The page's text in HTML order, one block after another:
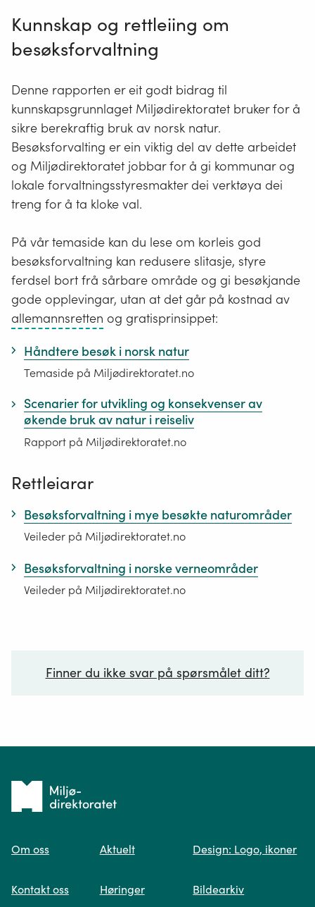
Kunnskap og rettleiing om
besøksforvaltning
Denne rapporten er eit godt bidrag til
kunnskapsgrunnlaget Miljødirektoratet bruker for å
sikre berekraftig bruk av norsk natur.
Besøksforvalting er ein viktig del av dette arbeidet
og Miljødirektoratet jobbar for å gi kommunar og
lokale forvaltningsstyresmakter dei verktøya dei
treng for å ta kloke val.
På vår temaside kan du lese om korleis god
besøksforvaltning kan redusere slitasje, styre
ferdsel bort frå sårbare område og gi besøkjande
gode opplevingar, utan at det går på kostnad av
allemannsretten Alle
rett
til
ferdes
og
oppholde
utmarka
i
Norge
og gratisprinsippet:
Håndtere besøk i norsk natur
Temaside på Miljødirektoratet.no
Scenarier for utvikling og konsekvenser av
økende bruk av natur i reiseliv
Rapport på Miljødirektoratet.no
Rettleiarar
Besøksforvaltning i mye besøkte naturområder
Veileder på Miljødirektoratet.no
Besøksforvaltning i norske verneområder
Veileder på Miljødirektoratet.no
Finner du ikke svar på spørsmålet ditt?
Tilbake
forsiden
Om oss
Kontakt oss
Aktuelt
Høringer
Design: Logo, ikoner
Bildearkiv